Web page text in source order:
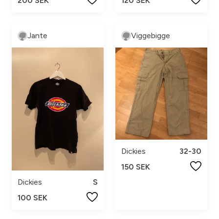
Jante
Dickies
S
100 SEK
Viggebigge
Dickies
32-30
150 SEK